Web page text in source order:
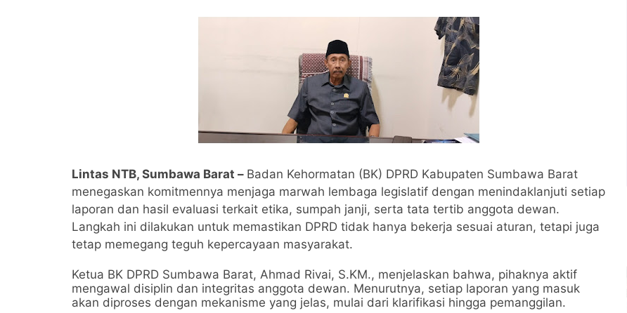
Lintas NTB, Sumbawa Barat – Badan Kehormatan (BK) DPRD Kabupaten Sumbawa Barat
menegaskan komitmennya menjaga marwah lembaga legislatif dengan menindaklanjuti setiap
laporan dan hasil evaluasi terkait etika, sumpah janji, serta tata tertib anggota dewan.
Langkah ini dilakukan untuk memastikan DPRD tidak hanya bekerja sesuai aturan, tetapi juga
tetap memegang teguh kepercayaan masyarakat.
Ketua BK DPRD Sumbawa Barat, Ahmad Rivai, S.KM., menjelaskan bahwa, pihaknya aktif
mengawal disiplin dan integritas anggota dewan. Menurutnya, setiap laporan yang masuk
akan diproses dengan mekanisme yang jelas, mulai dari klarifikasi hingga pemanggilan.